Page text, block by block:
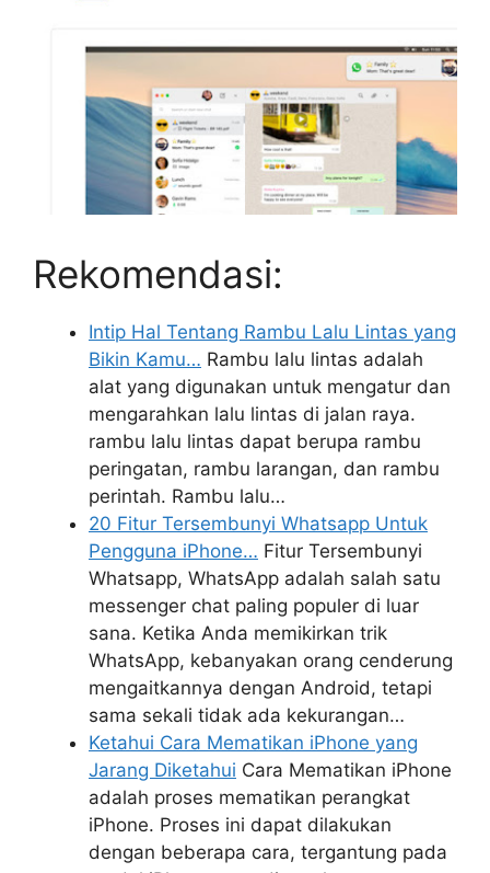
Rekomendasi:
Intip Hal Tentang Rambu Lalu Lintas yang
Bikin Kamu… Rambu lalu lintas adalah
alat yang digunakan untuk mengatur dan
mengarahkan lalu lintas di jalan raya.
rambu lalu lintas dapat berupa rambu
peringatan, rambu larangan, dan rambu
perintah. Rambu lalu…
20 Fitur Tersembunyi Whatsapp Untuk
Pengguna iPhone… Fitur Tersembunyi
Whatsapp, WhatsApp adalah salah satu
messenger chat paling populer di luar
sana. Ketika Anda memikirkan trik
WhatsApp, kebanyakan orang cenderung
mengaitkannya dengan Android, tetapi
sama sekali tidak ada kekurangan…
Ketahui Cara Mematikan iPhone yang
Jarang Diketahui Cara Mematikan iPhone
adalah proses mematikan perangkat
iPhone. Proses ini dapat dilakukan
dengan beberapa cara, tergantung pada